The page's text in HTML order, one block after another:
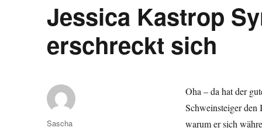
Jessica Kastrop
erschreckt sich
Oha – da hat der
Schweinsteiger
warum er sich
Autor
Sascha